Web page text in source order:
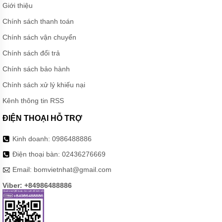
HÓA
FTI
XỨ
BƠM
HÓA
CHẤT
KUOBAO
ĐÀI
LOAN
BƠM
CHẤT
LOAN
TRUNG
QUỐC
MÁY
Giới thiệu
Chính sách thanh toán
Chính sách vận chuyển
Chính sách đổi trả
Chính sách bảo hành
Chính sách xử lý khiếu nại
Kênh thông tin RSS
ĐIỆN THOẠI HỖ TRỢ
Kinh doanh: 0986488886
Điện thoại bàn: 02436276669
Email: bomvietnhat@gmail.com
Viber: +84986488886